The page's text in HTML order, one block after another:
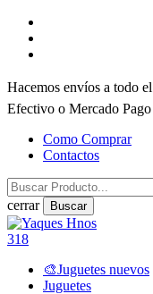
Skip
main
Hacemos envíos a todo
Efectivo o Mercado Pago
Como Comprar
Contactos
cerrar
Buscar
Close
Search
search
account
318
🎨Juguetes nuevos
Juguetes